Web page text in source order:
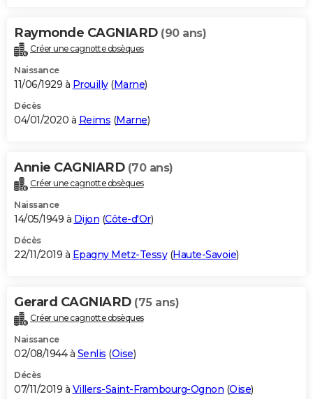
Raymonde CAGNIARD (90 ans)
Créer une cagnotte obsèques
Naissance
11/06/1929 à Prouilly(Marne)
Décès
04/01/2020 à Reims (Marne)
Annie CAGNIARD (70 ans)
Créer une cagnotte obsèques
Naissance
14/05/1949 à Dijon (Côte-d'Or)
Décès
22/11/2019 à Epagny Metz-Tessy(Haute-Savoie)
Gerard CAGNIARD (75 ans)
Créer une cagnotte obsèques
Naissance
02/08/1944 à Senlis (Oise)
Décès
07/11/2019 à Villers-Saint-Frambourg-Ognon (Oise)